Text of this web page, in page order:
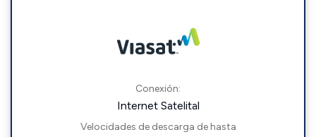
Conexión:
Internet Satelital
Velocidades de descarga de hasta